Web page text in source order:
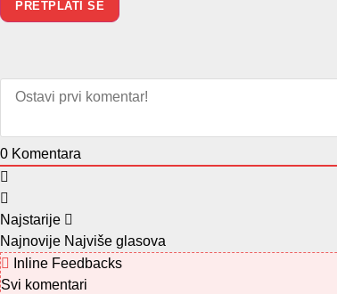
0 Komentara
Najstarije
Najnovije Najviše glasova
Inline Feedbacks
Svi komentari